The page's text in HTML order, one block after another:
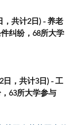
，共计2日) - 养老
纠纷，68所大学
日，共计3日) - 工
63所大学参与